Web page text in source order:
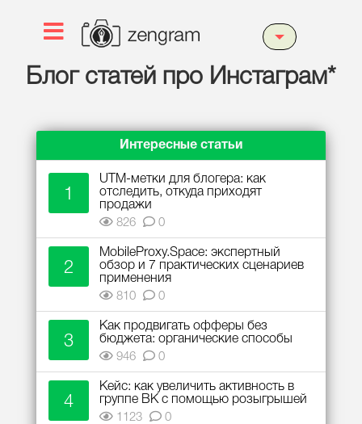
Блог статей про Инстаграм*
Интересные статьи
1
UTM-метки для блогера: как
отследить, откуда приходят
продажи
826
0
2
MobileProxy.Space: экспертный
обзор и 7 практических сценариев
применения
810
0
3
Как продвигать офферы без
бюджета: органические способы
946
0
4
Кейс: как увеличить активность в
группе ВК с помощью розыгрышей
1123
0